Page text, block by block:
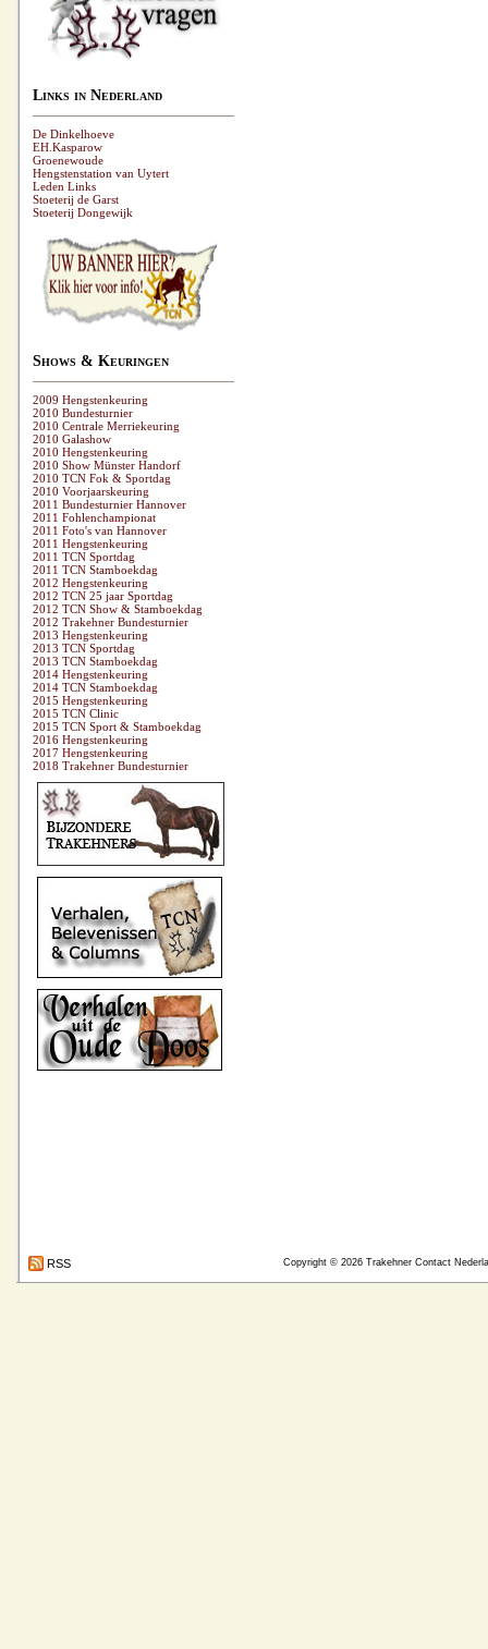
Links in Nederland
De Dinkelhoeve
EH.Kasparow
Groenewoude
Hengstenstation van Uytert
Leden Links
Stoeterij de Garst
Stoeterij Dongewijk
Shows & Keuringen
2009 Hengstenkeuring
2010 Bundesturnier
2010 Centrale Merriekeuring
2010 Galashow
2010 Hengstenkeuring
2010 Show Münster Handorf
2010 TCN Fok & Sportdag
2010 Voorjaarskeuring
2011 Bundesturnier Hannover
2011 Fohlenchampionat
2011 Foto's van Hannover
2011 Hengstenkeuring
2011 TCN Sportdag
2011 TCN Stamboekdag
2012 Hengstenkeuring
2012 TCN 25 jaar Sportdag
2012 TCN Show & Stamboekdag
2012 Trakehner Bundesturnier
2013 Hengstenkeuring
2013 TCN Sportdag
2013 TCN Stamboekdag
2014 Hengstenkeuring
2014 TCN Stamboekdag
2015 Hengstenkeuring
2015 TCN Clinic
2015 TCN Sport & Stamboekdag
2016 Hengstenkeuring
2017 Hengstenkeuring
2018 Trakehner Bundesturnier
Copyright © 2026 Trakehner Contact
RSS